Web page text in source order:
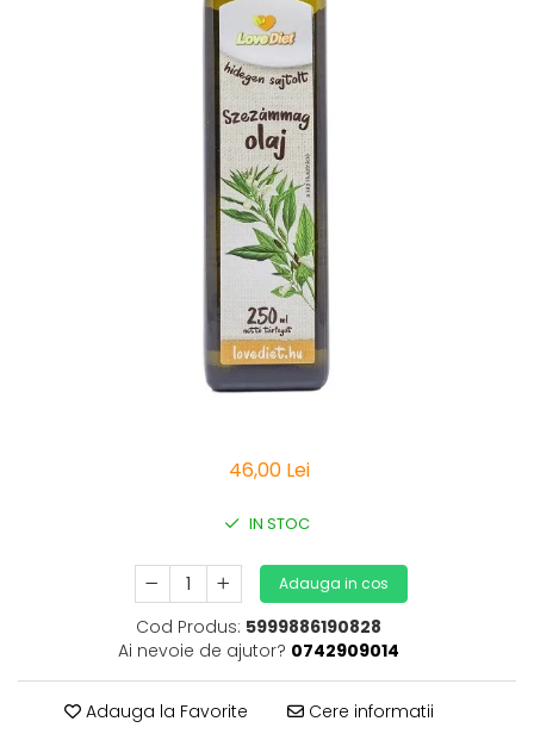
46,00 Lei
IN STOC
Adauga in cos
Cod Produs: 5999886190828
Ai nevoie de ajutor? 0742909014
Adauga la Favorite Cere informatii